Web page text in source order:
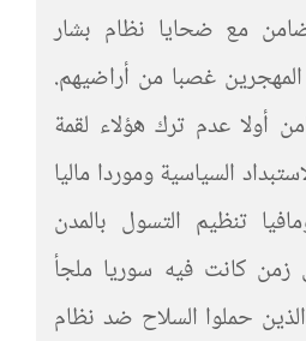
مع ضحايا نظام بشار
غصبا من أراضيهم.
أولا عدم ترك هؤلاء لقمة
السياسية وموردا ماليا
تنظيم التسول بالمدن
زمن كانت فيه سوريا ملجأ
الذين حملوا السلاح ضد نظام